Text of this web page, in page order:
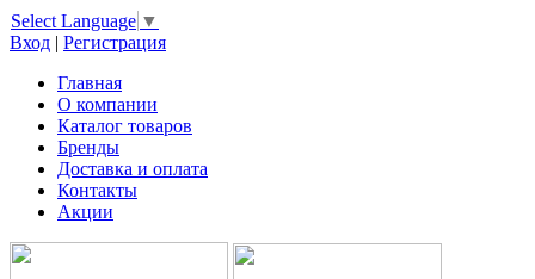
Select Language ▼
Вход | Регистрация
Главная
О компании
Каталог товаров
Бренды
Доставка и оплата
Контакты
Акции